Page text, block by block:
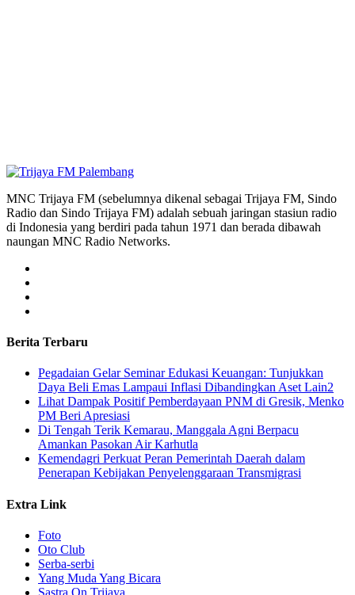
MNC Trijaya FM (sebelumnya dikenal sebagai Trijaya FM, Sindo
Radio dan Sindo Trijaya FM) adalah sebuah jaringan stasiun radio
di Indonesia yang berdiri pada tahun 1971 dan berada dibawah
naungan MNC Radio Networks.
Berita Terbaru
Pegadaian Gelar Seminar Edukasi Keuangan: Tunjukkan
Daya Beli Emas Lampaui Inflasi Dibandingkan Aset Lain2
Lihat Dampak Positif Pemberdayaan PNM di Gresik, Menko
PM Beri Apresiasi
​Di Tengah Terik Kemarau, Manggala Agni Berpacu
Amankan Pasokan Air Karhutla
Kemendagri Perkuat Peran Pemerintah Daerah dalam
Penerapan Kebijakan Penyelenggaraan Transmigrasi
Extra Link
Foto
Oto Club
Serba-serbi
Yang Muda Yang Bicara
Sastra On Trijaya